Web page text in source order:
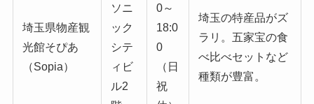
埼玉県物産観
光館そぴあ
（Sopia）
ソニ
ック
シテ
ィビ
ル2
0～
18:0
0
（日
祝
埼玉の特産品がズ
ラリ。五家宝の食
べ比べセットなど
種類が豊富。